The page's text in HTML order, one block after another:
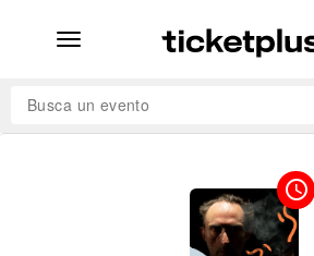
desplegar
Busca un evento
access_time